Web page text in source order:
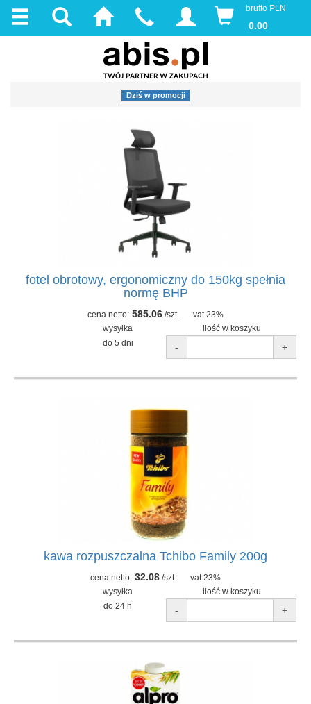
brutto PLN
0.00
Dziś w promocji
fotel obrotowy, ergonomiczny do 150kg spełnia
normę BHP
cena netto: 585.06 /szt.
vat 23%
wysyłka
ilość w koszyku
do 5 dni
- +
kawa rozpuszczalna Tchibo Family 200g
cena netto: 32.08 /szt.
vat 23%
wysyłka
ilość w koszyku
do 24 h
- +